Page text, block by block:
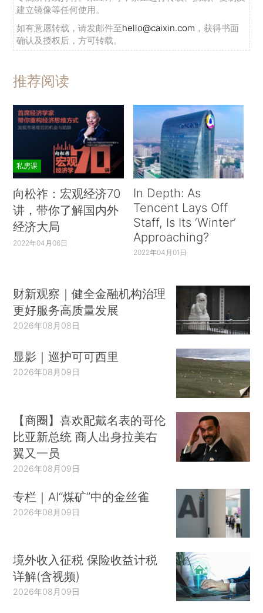
建立镜像等任何使用。
如有意愿转载，请发邮件至hello@caixin.com ，获得书面
确认及授权后，方可转载。
推荐阅读
私房课
向松祚：宏观经济70
讲，带你了解国内外
经济大局
2022年04月06日
In Depth: As
Tencent Lays Off
Staff, Is Its ‘Winter’
Approaching?
2022年04月01日
财新观察｜健全金融机构治理
更好服务高质量发展
2026年08月08日
显影｜巡护可可西里
2026年08月09日
【商圈】喜欢配戴名表的哥伦
比亚新总统 商人出身拉美右
翼又一员
2026年08月09日
专栏｜AI“煤矿”中的金丝雀
2026年08月09日
境外收入征税 保险收益计税
详解(含视频)
2026年08月09日